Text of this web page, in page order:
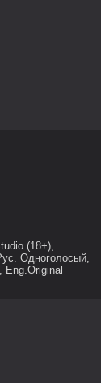
(18+),
Одноголосый,
Eng.Original